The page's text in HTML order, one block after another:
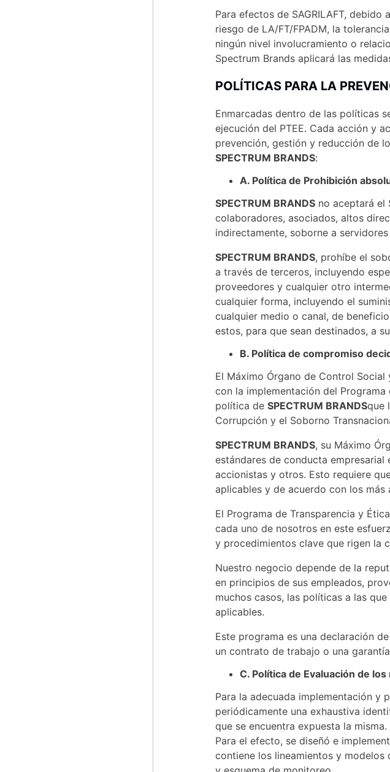
Para efectos de SAGRILAFT,
riesgo de LA/FT/FPADM, la
ningún nivel involucramiento o
Spectrum Brands aplicará las
POLÍTICAS PARA LA
Enmarcadas dentro de las políticas
ejecución del PTEE. Cada acción y
prevención, gestión y reducción de
SPECTRUM BRANDS:
A. Política de Prohibición
SPECTRUM BRANDSno aceptará el
colaboradores, asociados, altos
indirectamente, soborne a
SPECTRUM BRANDS, prohíbe el
a través de terceros, incluyendo
proveedores y cualquier otro
cualquier forma, incluyendo el
cualquier medio o canal, de
estos, para que sean destinados, a
B. Política de compromiso
El Máximo Órgano de Control
con la implementación del
política de SPECTRUM BRANDSque
Corrupción y el Soborno
SPECTRUM BRANDS, su Máximo
estándares de conducta
accionistas y otros. Esto requiere
aplicables y de acuerdo con los
El Programa de Transparencia y
cada uno de nosotros en este
y procedimientos clave que rigen la
Nuestro negocio depende de la
en principios de sus empleados,
muchos casos, las políticas a las
aplicables.
Este programa es una declaración
un contrato de trabajo o una
C. Política de Evaluación de
Para la adecuada implementación y
periódicamente una exhaustiva
que se encuentra expuesta la misma.
Para el efecto, se diseñó e
contiene los lineamientos y